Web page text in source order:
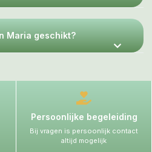
Maria geschikt?
Persoonlijke begeleiding
Bij vragen is persoonlijk contact
altijd mogelijk